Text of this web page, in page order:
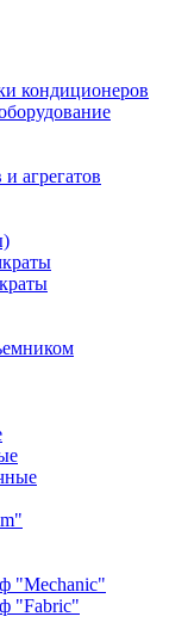
кондиционеров
агрегатов
"Mechanic"
"Fabric"